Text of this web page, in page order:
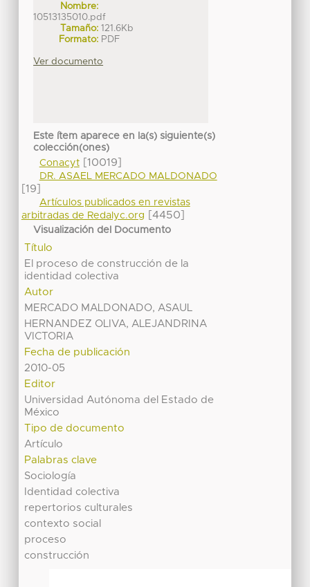
Nombre:
10513135010.pdf
Tamaño: 121.6Kb
Formato: PDF
Ver documento
Este ítem aparece en la(s) siguiente(s)
colección(ones)
Conacyt[10019]
DR. ASAEL MERCADO MALDONADO
[19]
Artículos publicados en revistas
arbitradas de Redalyc.org
[4450]
Visualización del Documento
Título
El proceso de construcción de la
identidad colectiva
Autor
MERCADO MALDONADO, ASAUL
HERNANDEZ OLIVA, ALEJANDRINA
VICTORIA
Fecha de publicación
2010-05
Editor
Universidad Autónoma del Estado de
México
Tipo de documento
Artículo
Palabras clave
Sociología
Identidad colectiva
repertorios culturales
contexto social
proceso
construcción